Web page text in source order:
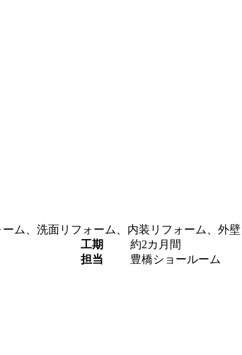
ム、洗面リフォーム、内装リフォーム、外
工期
約2カ月間
担当 豊橋ショールーム